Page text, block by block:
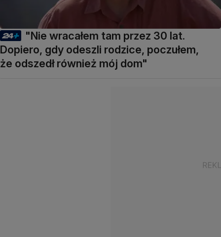
"Nie wracałem tam przez 30 lat.
Dopiero, gdy odeszli rodzice, poczułem,
że odszedł również mój dom"